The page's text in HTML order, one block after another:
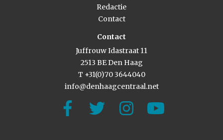
Redactie
Contact
Contact
Juffrouw Idastraat 11
2513 BE Den Haag
T +31(0)70 3644040
info@denhaagcentraal.net